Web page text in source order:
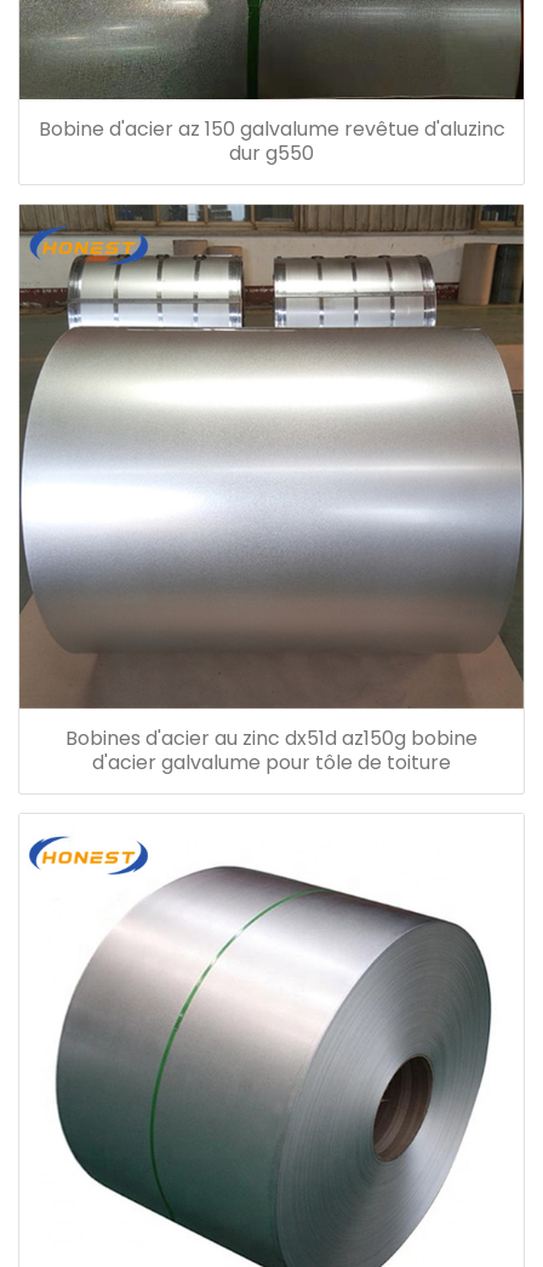
Bobine d'acier az 150 galvalume revêtue d'aluzinc
dur g550
Bobines d'acier au zinc dx51d az150g bobine
d'acier galvalume pour tôle de toiture